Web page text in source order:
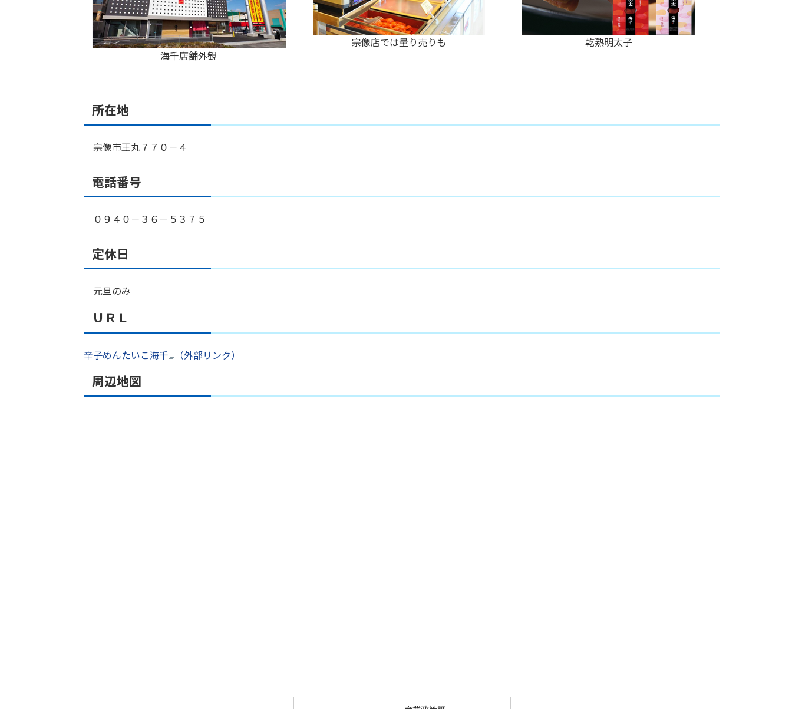
海千店舗外観
宗像店では量り売りも 乾熟明太子
所在地
宗像市王丸７７０－４
電話番号
０９４０－３６－５３７５
定休日
元旦のみ
ＵＲＬ
辛子めんたいこ海千 （外部リンク）
周辺地図